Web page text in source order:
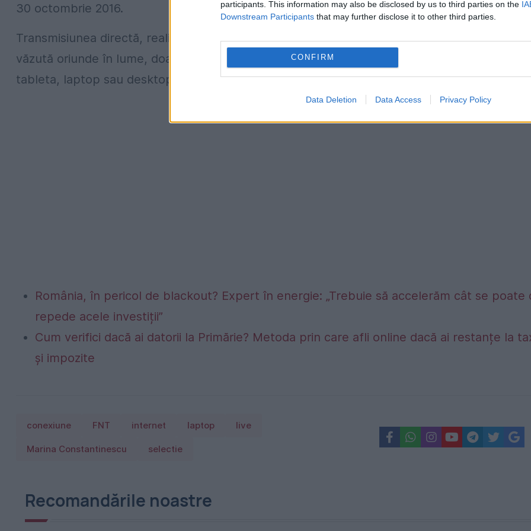
participants. This information may also be disclosed by us to third parties on the
Downstream Participants that may further disclose it to other third parties.
CONFIRM
Data Deletion Data Access Privacy Policy
30 octombrie 2016.
Transmisiunea directă, realizată de la sediul Uniunii Teatrale din România (UNITER), poate fi
văzută oriunde în lume, doar cu ajutorul unei conexiuni de internet, pe smartphone, iPhone,
tableta, laptop sau desktop.
România, în pericol de blackout? Expert în energie: „Trebuie să accelerăm cât se poate
repede acele investiții”
Cum verifici dacă ai datorii la Primărie? Metoda prin care afli online dacă ai restanțe la
și impozite
conexiune FNT internet laptop live
Marina Constantinescu selectie
Recomandările noastre